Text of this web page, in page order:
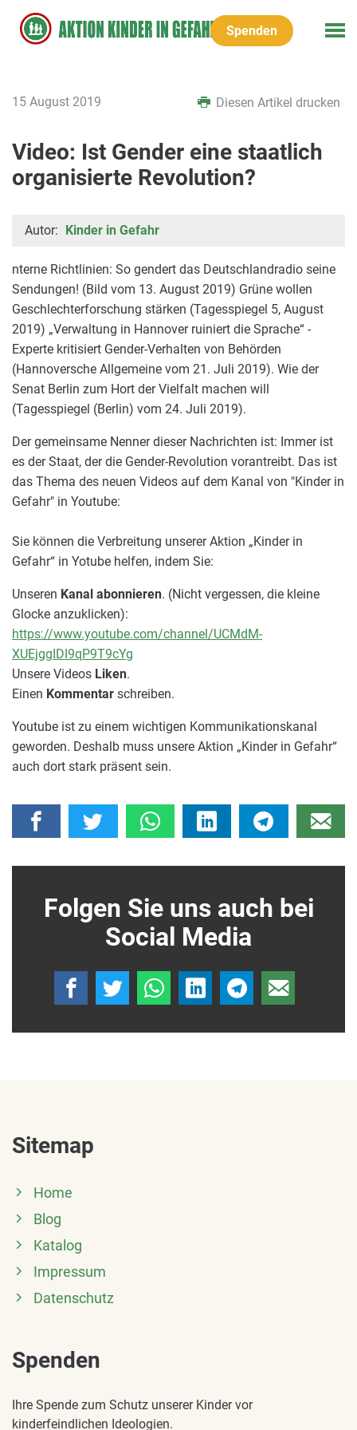
Spenden
15 August 2019 Diesen Artikel drucken
Video: Ist Gender eine staatlich
organisierte Revolution?
Autor: Kinder in Gefahr
nterne Richtlinien: So gendert das Deutschlandradio seine
Sendungen! (Bild vom 13. August 2019) Grüne wollen
Geschlechterforschung stärken (Tagesspiegel 5, August
2019) „Verwaltung in Hannover ruiniert die Sprache“ -
Experte kritisiert Gender-Verhalten von Behörden
(Hannoversche Allgemeine vom 21. Juli 2019). Wie der
Senat Berlin zum Hort der Vielfalt machen will
(Tagesspiegel (Berlin) vom 24. Juli 2019).
Der gemeinsame Nenner dieser Nachrichten ist: Immer ist
es der Staat, der die Gender-Revolution vorantreibt. Das ist
das Thema des neuen Videos auf dem Kanal von "Kinder in
Gefahr" in Youtube:
Sie können die Verbreitung unserer Aktion „Kinder in
Gefahr“ in Yotube helfen, indem Sie:
Unseren Kanal abonnieren. (Nicht vergessen, die kleine
Glocke anzuklicken):
https://www.youtube.com/channel/UCMdM-
XUEjggIDI9qP9T9cYg
Unsere Videos Liken.
Einen Kommentar schreiben.
Youtube ist zu einem wichtigen Kommunikationskanal
geworden. Deshalb muss unsere Aktion „Kinder in Gefahr“
auch dort stark präsent sein.
Folgen Sie uns auch bei
Social Media
Sitemap
Home
Blog
Katalog
Impressum
Datenschutz
Spenden
Ihre Spende zum Schutz unserer Kinder vor
kinderfeindlichen Ideologien.